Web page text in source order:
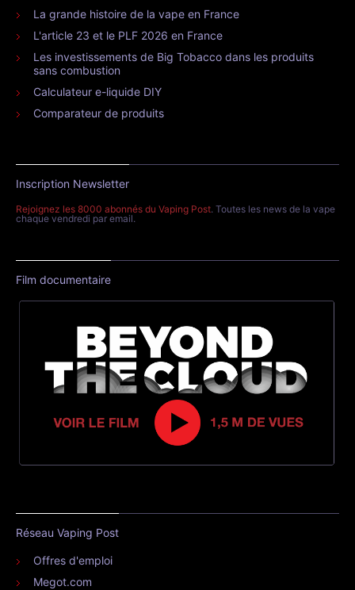
La grande histoire de la vape en France
L'article 23 et le PLF 2026 en France
Les investissements de Big Tobacco dans les produits
sans combustion
Calculateur e-liquide DIY
Comparateur de produits
Inscription Newsletter
Rejoignez les 8000 abonnés du Vaping Post. Toutes les news de la vape
chaque vendredi par email.
Film documentaire
Réseau Vaping Post
Offres d'emploi
Megot.com